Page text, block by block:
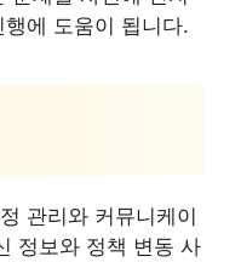
에 도움이 됩니다.
관리와 커뮤니케이
정보와 정책 변동 사